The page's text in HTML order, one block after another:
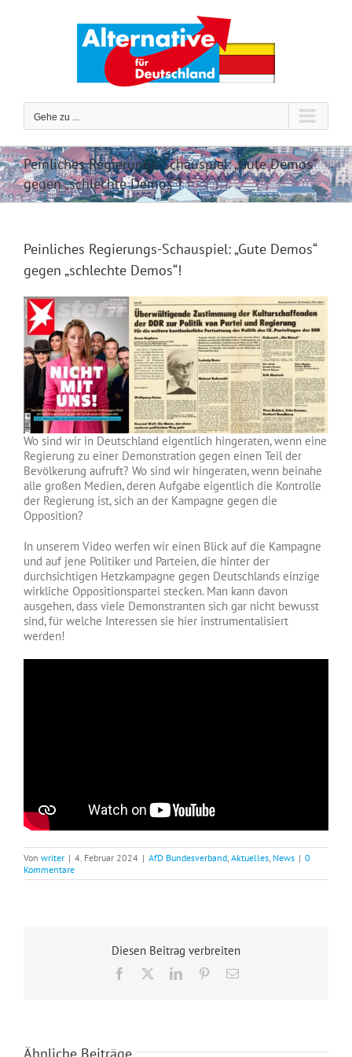
Gehe zu ...
Peinliches Regierungs-Schauspiel: „Gute Demos“
gegen „schlechte Demos“!
Peinliches Regierungs-Schauspiel: „Gute Demos“
gegen „schlechte Demos“!
Wo sind wir in Deutschland eigentlich hingeraten, wenn eine
Regierung zu einer Demonstration gegen einen Teil der
Bevölkerung aufruft? Wo sind wir hingeraten, wenn beinahe
alle großen Medien, deren Aufgabe eigentlich die Kontrolle
der Regierung ist, sich an der Kampagne gegen die
Opposition?
In unserem Video werfen wir einen Blick auf die Kampagne
und auf jene Politiker und Parteien, die hinter der
durchsichtigen Hetzkampagne gegen Deutschlands einzige
wirkliche Oppositionspartei stecken. Man kann davon
ausgehen, dass viele Demonstranten sich gar nicht bewusst
sind, für welche Interessen sie hier instrumentalisiert
werden!
Von writer | 4. Februar 2024 | AfD Bundesverband Aktuelles News | 0
Kommentare
Diesen Beitrag verbreiten
Facebook LinkedInPinterest
E-